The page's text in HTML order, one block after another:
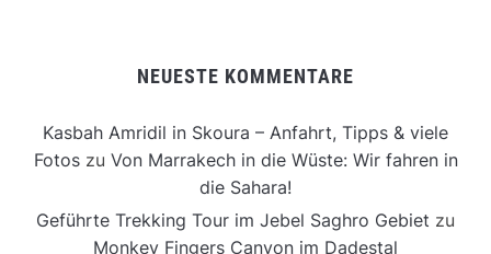
NEUESTE KOMMENTARE
Kasbah Amridil in Skoura – Anfahrt, Tipps & viele
Fotoszu Von Marrakech in die Wüste: Wir fahren in
die Sahara!
Geführte Trekking Tour im Jebel Saghro Gebiet zu
Monkey Fingers Canyon im Dadestal